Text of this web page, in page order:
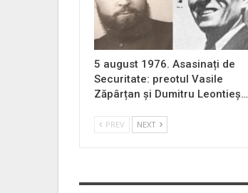
5 august 1976. Asasinați de
Securitate: preotul Vasile
Zăpârțan și Dumitru Leontieș…
PREV NEXT